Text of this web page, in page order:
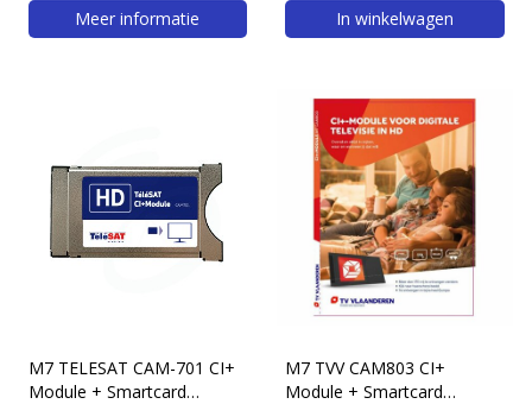
Meer informatie In winkelwagen
M7 TELESAT CAM-701 CI+
Module + Smartcard
M7 TVV CAM803 CI+
Module + Smartcard